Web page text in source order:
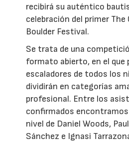
recibirá su auténtico
celebración del primer The
Boulder Festival.
Se trata de una
formato abierto, en el que
escaladores de todos los
dividirán en categorías
profesional. Entre los
confirmados
nivel de Daniel Woods,
Sánchez e Ignasi